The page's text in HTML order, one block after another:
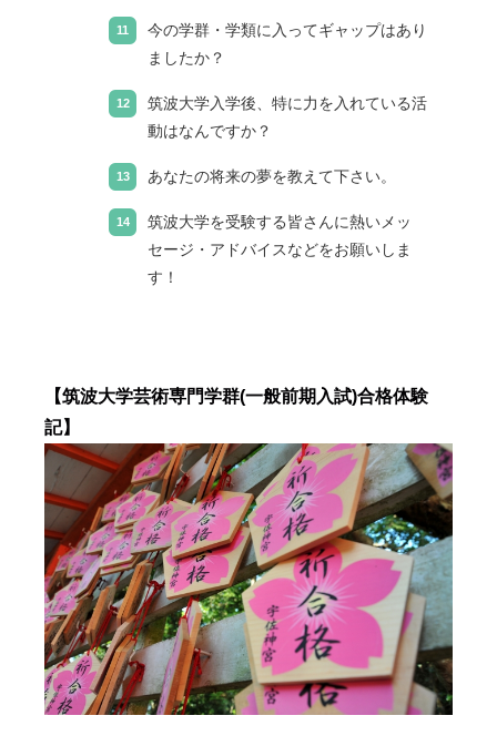
今の学群・学類に入ってギャップはあり
ましたか？
筑波大学入学後、特に力を入れている活
動はなんですか？
あなたの将来の夢を教えて下さい。
筑波大学を受験する皆さんに熱いメッ
セージ・アドバイスなどをお願いしま
す！
【筑波大学芸術専門学群(一般前期入試)合格体験
記】